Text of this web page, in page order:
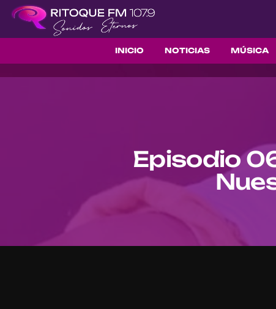
INICIO NOTICIAS MÚSICA
Episodio